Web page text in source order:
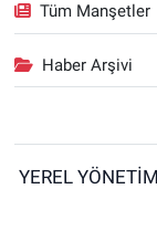
Tüm Manşetler
Haber Arşivi
YEREL YÖNETİM